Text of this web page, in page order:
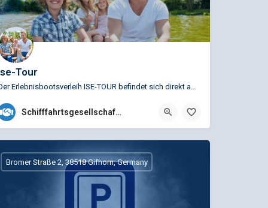
Tour
Der Erlebnisbootsverleih ISE-TOUR befindet sich direkt am MORADA HOTEL ISETAL und dem Traditionsrestaurant…
+49 (0)5374 91912303
Bromer Straße 4, 38518 Gifhorn, Deutschland
Schifffahrtsgesellschaften
Bromer Straße 2, 38518 Gifhorn, Germany